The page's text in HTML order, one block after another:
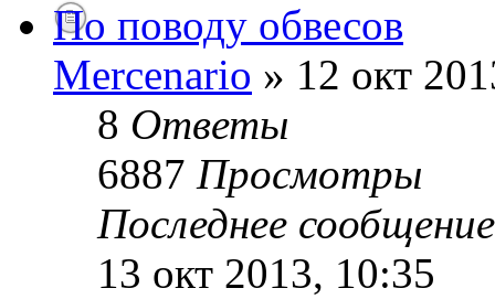
По поводу обвесов
Mercenario » 12 окт
8 Ответы
6887 Просмотры
Последнее
13 окт 2013, 10:35